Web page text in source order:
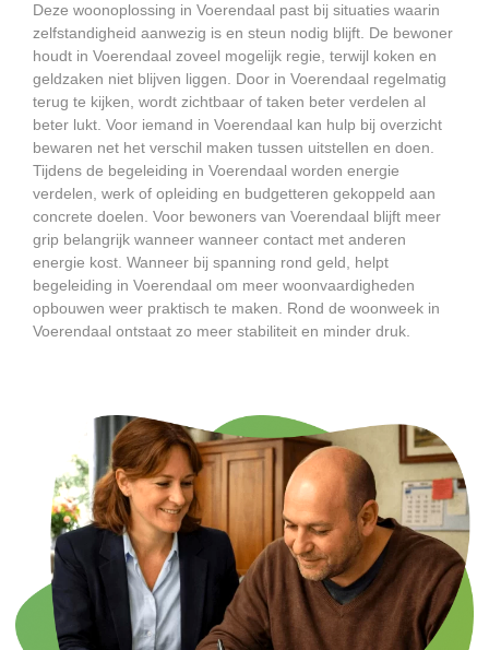
Deze woonoplossing in Voerendaal past bij situaties waarin
zelfstandigheid aanwezig is en steun nodig blijft. De bewoner
houdt in Voerendaal zoveel mogelijk regie, terwijl koken en
geldzaken niet blijven liggen. Door in Voerendaal regelmatig
terug te kijken, wordt zichtbaar of taken beter verdelen al
beter lukt. Voor iemand in Voerendaal kan hulp bij overzicht
bewaren net het verschil maken tussen uitstellen en doen.
Tijdens de begeleiding in Voerendaal worden energie
verdelen, werk of opleiding en budgetteren gekoppeld aan
concrete doelen. Voor bewoners van Voerendaal blijft meer
grip belangrijk wanneer wanneer contact met anderen
energie kost. Wanneer bij spanning rond geld, helpt
begeleiding in Voerendaal om meer woonvaardigheden
opbouwen weer praktisch te maken. Rond de woonweek in
Voerendaal ontstaat zo meer stabiliteit en minder druk.